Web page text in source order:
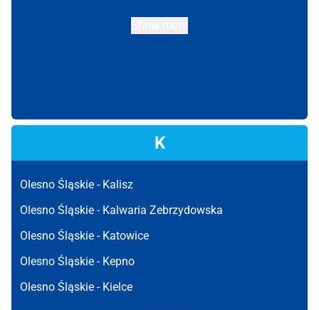
K
Olesno Śląskie - Kalisz
Olesno Śląskie - Kalwaria Zebrzydowska
Olesno Śląskie - Katowice
Olesno Śląskie - Kepno
Olesno Śląskie - Kielce